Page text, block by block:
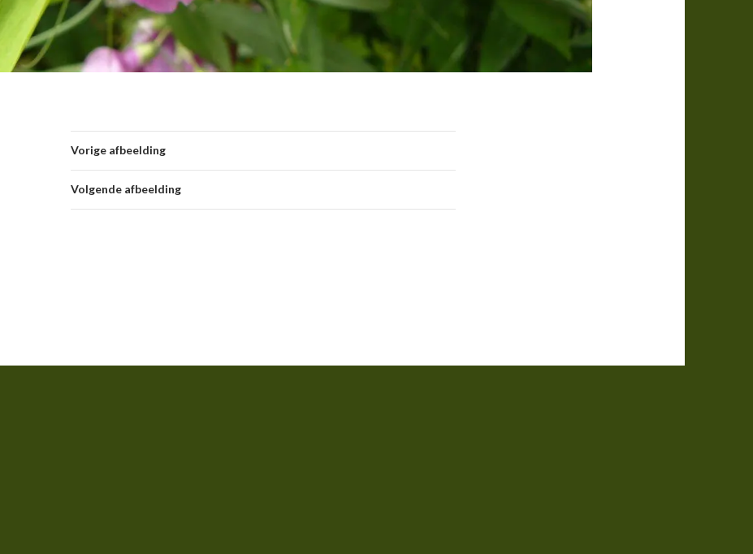
Vorige afbeelding
Volgende afbeelding